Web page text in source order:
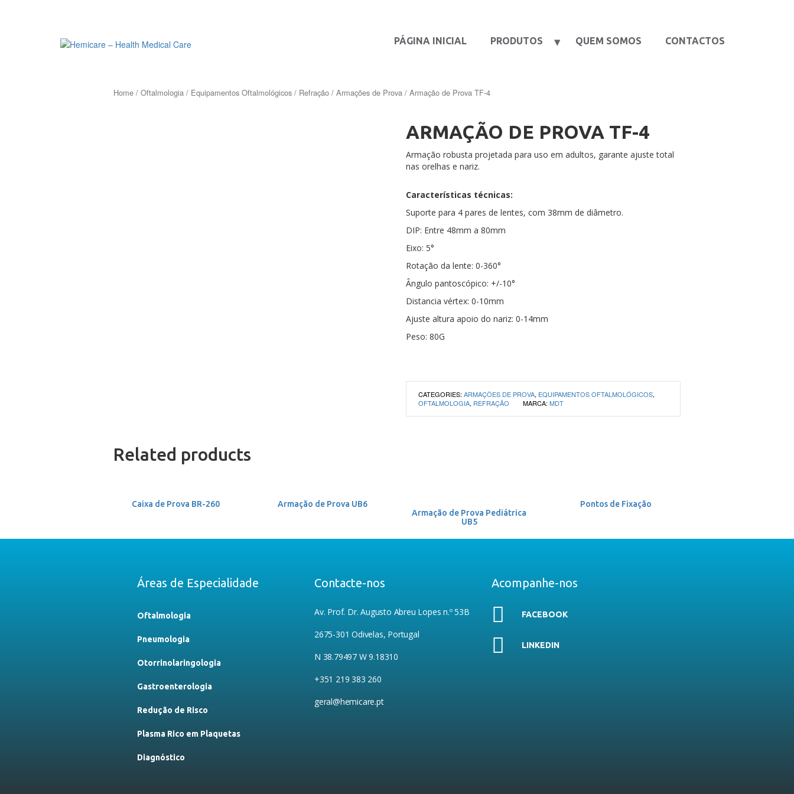
PÁGINA INICIAL PRODUTOS QUEM SOMOS CONTACTOS
Home / Oftalmologia / Equipamentos Oftalmológicos / Refração / Armações de Prova / Armação de Prova TF-4
ARMAÇÃO DE PROVA TF-4
Armação robusta projetada para uso em adultos, garante ajuste total
nas orelhas e nariz.
Características técnicas:
Suporte para 4 pares de lentes, com 38mm de diâmetro.
DIP: Entre 48mm a 80mm
Eixo: 5°
Rotação da lente: 0-360°
Ângulo pantoscópico: +/-10°
Distancia vértex: 0-10mm
Ajuste altura apoio do nariz: 0-14mm
Peso: 80G
CATEGORIES: ARMAÇÕES DE PROVA, EQUIPAMENTOS OFTALMOLÓGICOS,
OFTALMOLOGIA, REFRAÇÃO MARCA: MDT
Related products
Caixa de Prova BR-260
Armação de Prova UB6
Armação de Prova Pediátrica
UB5
Pontos de Fixação
Áreas de Especialidade
Oftalmologia
Pneumologia
Otorrinolaringologia
Gastroenterologia
Redução de Risco
Plasma Rico em Plaquetas
Diagnóstico
Contacte-nos
Av. Prof. Dr. Augusto Abreu Lopes n.º 53B
2675-301 Odivelas, Portugal
N 38.79497 W 9.18310
+351 219 383 260
geral@hemicare.pt
Acompanhe-nos
FACEBOOK
LINKEDIN